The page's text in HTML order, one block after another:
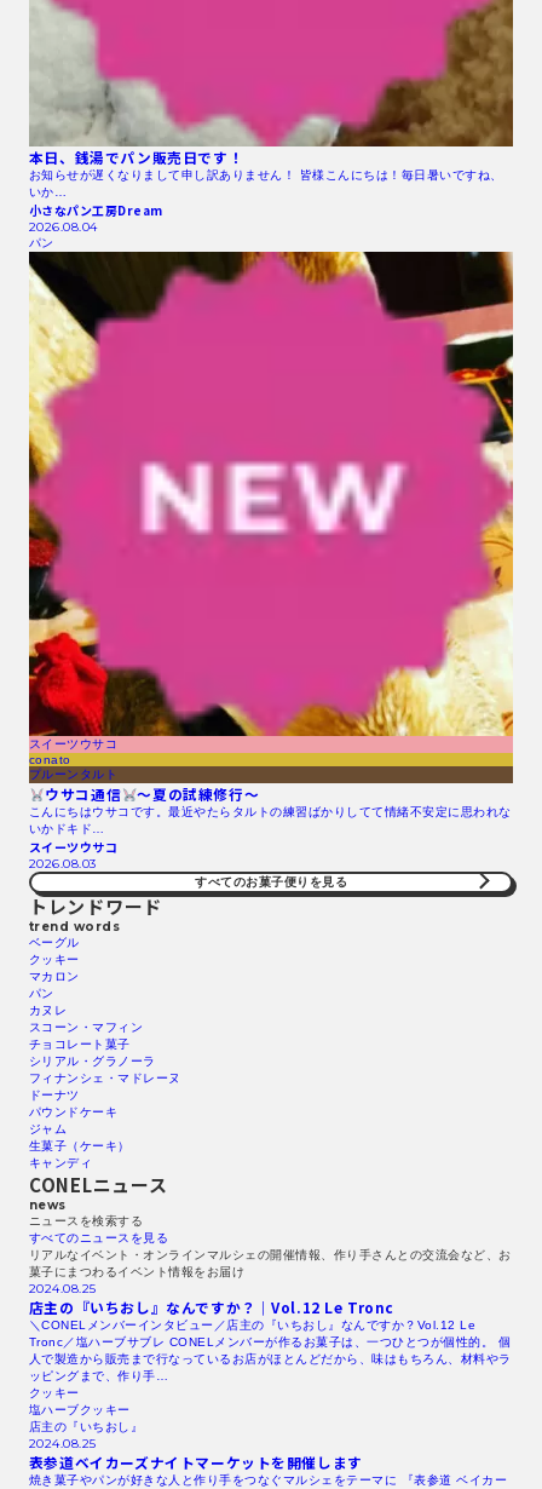
本日、銭湯でパン販売日です！
お知らせが遅くなりまして申し訳ありません！ 皆様こんにちは！毎日暑いですね、
いか…
小さなパン工房Dream
2026.08.04
パン
スイーツウサコ
conato
プルーンタルト
ウサコ通信 〜夏の試練修行〜
こんにちはウサコです。最近やたらタルトの練習ばかりしてて情緒不安定に思われな
いかドキド…
スイーツウサコ
2026.08.03
すべてのお菓子便りを見る
トレンドワード
trend words
ベーグル
クッキー
マカロン
パン
カヌレ
スコーン・マフィン
チョコレート菓子
シリアル・グラノーラ
フィナンシェ・マドレーヌ
ドーナツ
パウンドケーキ
ジャム
生菓子（ケーキ）
キャンディ
CONELニュース
news
ニュースを検索する​
すべてのニュースを見る​
リアルなイベント・オンラインマルシェの開催情報、作り手さんとの交流会など、お
菓子にまつわるイベント情報をお届け
2024.08.25
店主の『いちおし』なんですか？｜Vol.12 Le Tronc
＼CONELメンバーインタビュー／店主の『いちおし』なんですか？Vol.12 Le
Tronc／塩ハーブサブレ CONELメンバーが作るお菓子は、一つひとつが個性的。 個
人で製造から販売まで行なっているお店がほとんどだから、味はもちろん、材料やラ
ッピングまで、作り手…
クッキー
塩ハーブクッキー
店主の『いちおし』
2024.08.25
表参道ベイカーズナイトマーケットを開催します
焼き菓子やパンが好きな人と作り手をつなぐマルシェをテーマに 『表参道 ベイカー